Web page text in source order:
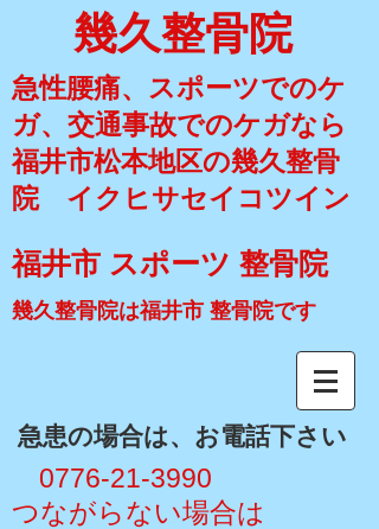
急性腰痛、スポーツでのケ
ガ、交通事故でのケガなら
福井市松本地区の幾久整骨
院 イクヒサセイコツイン
幾久整骨院
福井市 スポーツ 整骨院
幾久整骨院は福井市 整骨院です
​急患の場合は、お電話下さい
​ 0776-21-3990
​つながらない場合は